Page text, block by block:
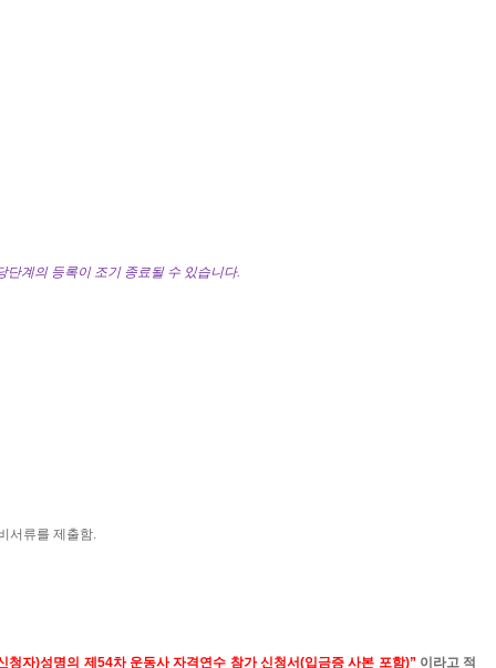
단계의 등록이 조기 종료될 수 있습니다.
서류를 제출함.
청자)성명의 제 54차 운동사 자격연수 참가 신청서(입금증 사본 포함)” 이라고 적